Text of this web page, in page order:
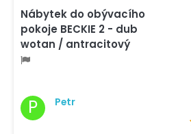
Nábytek do obývacího
pokoje BECKIE 2 - dub
wotan / antracitový
P Petr